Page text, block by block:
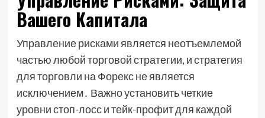
Вашего Капитала
Управление рисками является неотъемлемой
частью любой торговой стратегии, и стратегия
для торговли на Форекс не является
исключением․ Важно установить четкие
уровни стоп-лосс и тейк-профит для каждой